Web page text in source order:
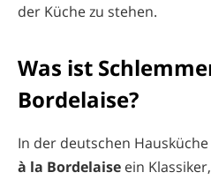
der Küche zu stehen.
Was ist
Bordelaise?
In der deutschen
à la Bordelaise ein